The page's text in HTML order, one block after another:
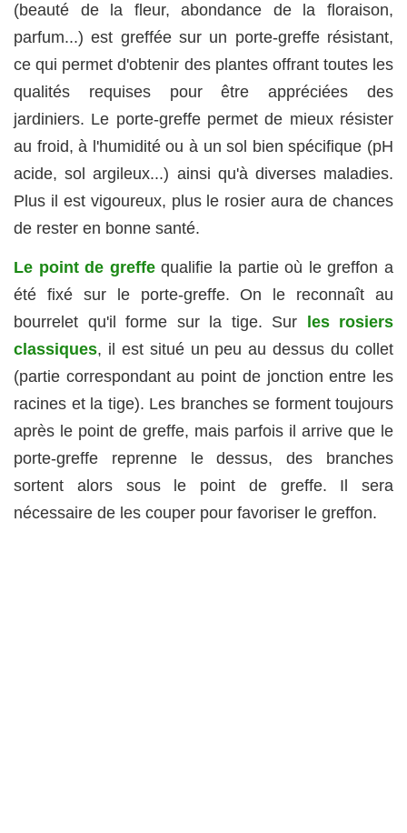
(beauté de la fleur, abondance de la floraison,
parfum...) est greffée sur un porte-greffe résistant,
ce qui permet d'obtenir des plantes offrant toutes les
qualités requises pour être appréciées des
jardiniers. Le porte-greffe permet de mieux résister
au froid, à l'humidité ou à un sol bien spécifique (pH
acide, sol argileux...) ainsi qu'à diverses maladies.
Plus il est vigoureux, plus le rosier aura de chances
de rester en bonne santé.
Le point de greffequalifie la partie où le greffon a
été fixé sur le porte-greffe. On le reconnaît au
bourrelet qu'il forme sur la tige. Sur les rosiers
classiques, il est situé un peu au dessus du collet
(partie correspondant au point de jonction entre les
racines et la tige). Les branches se forment toujours
après le point de greffe, mais parfois il arrive que le
porte-greffe reprenne le dessus, des branches
sortent alors sous le point de greffe. Il sera
nécessaire de les couper pour favoriser le greffon.